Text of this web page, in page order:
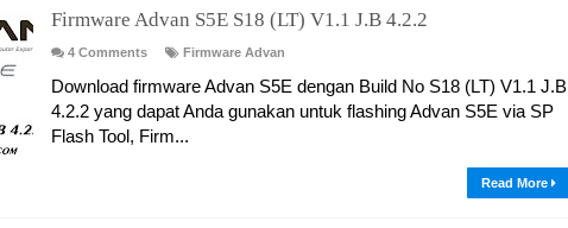
Firmware Advan S5E S18 (LT) V1.1 J.B 4.2.2
4 Comments Firmware Advan
Download firmware Advan S5E dengan Build No S18 (LT) V1.1 J.B
4.2.2 yang dapat Anda gunakan untuk flashing Advan S5E via SP
Flash Tool, Firm...
Read More